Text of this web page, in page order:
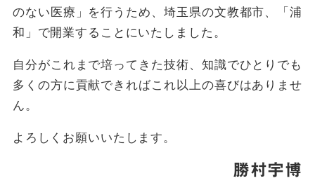
のない医療」を行うため、埼玉県の文教都市、「浦
和」で開業することにいたしました。
自分がこれまで培ってきた技術、知識でひとりでも
多くの方に貢献できればこれ以上の喜びはありませ
ん。
よろしくお願いいたします。
勝村宇博